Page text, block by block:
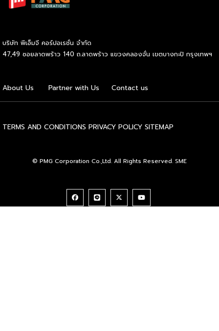
แบบพรีเมี่ยม แป้งหอม สดใหม่ ทุกวัน แพ็คเกจ A ราคาค่า
บริษัท พีเอ็มจี คอร์ปอเรชั่น จำกัด
47,49 ซอยลาดพร้าว 140 ถ.ลาดพร้าว แขวงคลองจั่น เขตบางกะปิ กรุงเทพฯ
About Us Partner with Us Contact us
TERMS AND CONDITIONS PRIVACY POLICY SITEMAP
© PMG Corporation Co.,Ltd. All Rights Reserved. SME